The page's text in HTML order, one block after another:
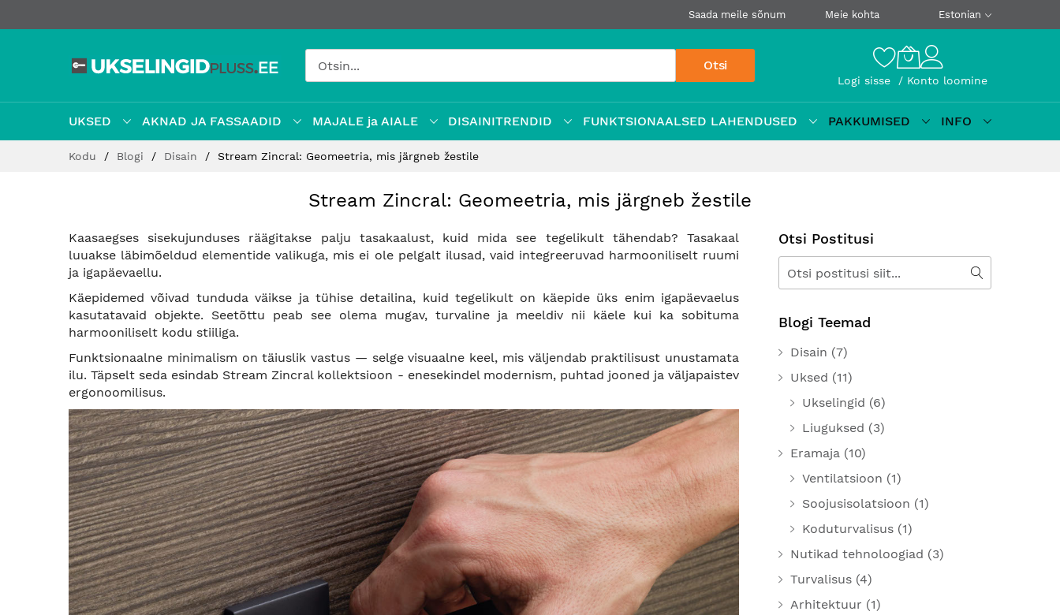
Saada meile sõnum Meie kohta Estonian
Otsi
Logi sisse Konto loomine
UKSED AKNAD JA FASSAADID MAJALE ja AIALE DISAINITRENDID FUNKTSIONAALSED LAHENDUSED PAKKUMISED
INFO
Kodu Blogi Disain Stream Zincral: Geomeetria, mis järgneb žestile
Stream Zincral: Geomeetria, mis järgneb žestile
Kaasaegses sisekujunduses räägitakse palju tasakaalust, kuid mida see tegelikult tähendab? Tasakaal
luuakse läbimõeldud elementide valikuga, mis ei ole pelgalt ilusad, vaid integreeruvad harmooniliselt ruumi
ja igapäevaellu.
Käepidemed võivad tunduda väikse ja tühise detailina, kuid tegelikult on käepide üks enim igapäevaelus
kasutatavaid objekte. Seetõttu peab see olema mugav, turvaline ja meeldiv nii käele kui ka sobituma
harmooniliselt kodu stiiliga.
Funktsionaalne minimalism on täiuslik vastus — selge visuaalne keel, mis väljendab praktilisust unustamata
ilu. Täpselt seda esindab Stream Zincral kollektsioon - enesekindel modernism, puhtad jooned ja väljapaistev
ergonoomilisus.
Otsi Postitusi
Otsi
Blogi Teemad
Disain (7)
Uksed (11)
Ukselingid (6)
Liuguksed (3)
Eramaja (10)
Ventilatsioon (1)
Soojusisolatsioon (1)
Koduturvalisus (1)
Nutikad tehnoloogiad (3)
Turvalisus (4)
Arhitektuur (1)